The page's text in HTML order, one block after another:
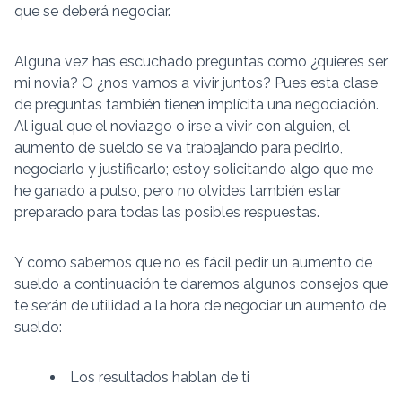
que se deberá negociar.
Alguna vez has escuchado preguntas como ¿quieres ser
mi novia? O ¿nos vamos a vivir juntos? Pues esta clase
de preguntas también tienen implícita una negociación.
Al igual que el noviazgo o irse a vivir con alguien, el
aumento de sueldo se va trabajando para pedirlo,
negociarlo y justificarlo; estoy solicitando algo que me
he ganado a pulso, pero no olvides también estar
preparado para todas las posibles respuestas.
Y como sabemos que no es fácil pedir un aumento de
sueldo a continuación te daremos algunos consejos que
te serán de utilidad a la hora de negociar un aumento de
sueldo:
Los resultados hablan de ti